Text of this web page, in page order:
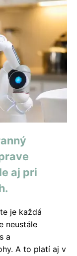
aj pri
je každá
neustále
a
A to platí aj v